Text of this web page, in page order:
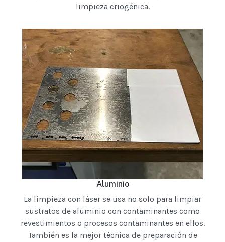
limpieza criogénica.
Aluminio
La limpieza con láser se usa no solo para limpiar
sustratos de aluminio con contaminantes como
revestimientos o procesos contaminantes en ellos.
También es la mejor técnica de preparación de